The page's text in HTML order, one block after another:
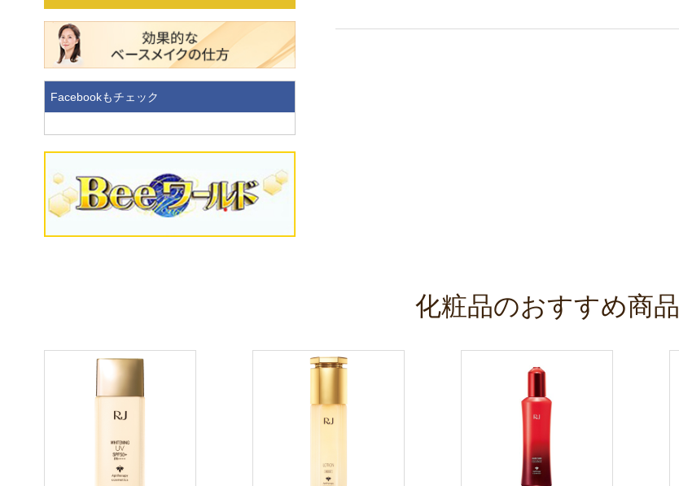
Facebookもチェック
化粧品のおすすめ商品